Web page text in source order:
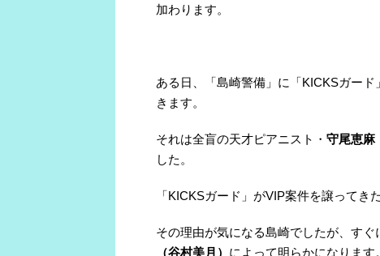
加わります。
ある日、「島崎警備」に「KICKSガード
きます。
それは全盲の天才ピアニスト・ 守尾恵麻
した。
「KICKSガード」がVIP案件を譲ってき
その理由が気になる島崎でしたが、す
（谷村美月） によって明らかになります。